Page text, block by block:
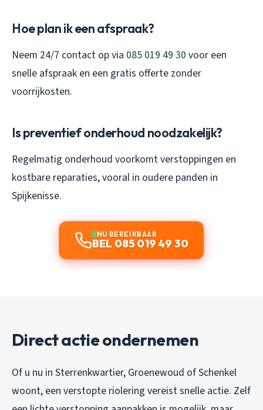
Hoe plan ik een afspraak?
Neem 24/7 contact op via 085 019 49 30 voor een
snelle afspraak en een gratis offerte zonder
voorrijkosten.
Is preventief onderhoud noodzakelijk?
Regelmatig onderhoud voorkomt verstoppingen en
kostbare reparaties, vooral in oudere panden in
Spijkenisse.
NU BEREIKBAAR
BEL 085 019 49 30
Direct actie ondernemen
Of u nu in Sterrenkwartier, Groenewoud of Schenkel
woont, een verstopte riolering vereist snelle actie. Zelf